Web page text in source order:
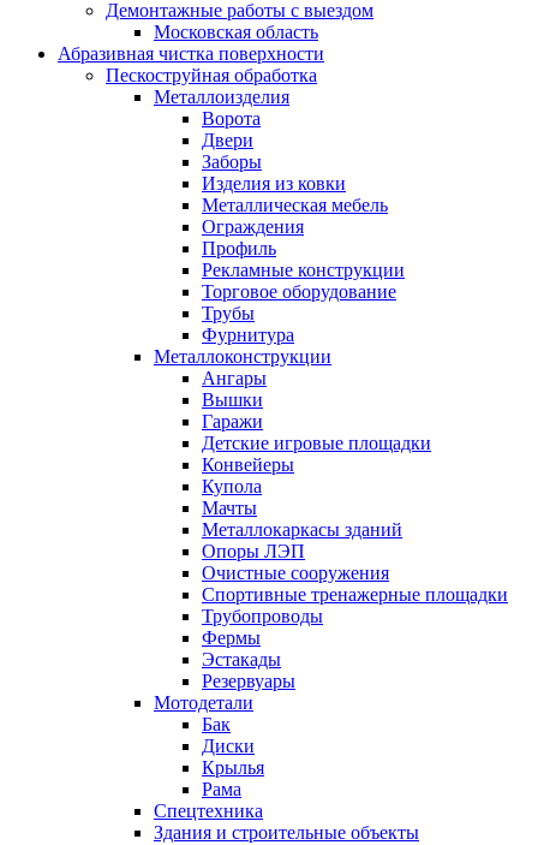
Демонтажные работы с выездом
Московская область
Абразивная чистка поверхности
Пескоструйная обработка
Металлоизделия
Ворота
Двери
Заборы
Изделия из ковки
Металлическая мебель
Ограждения
Профиль
Рекламные конструкции
Торговое оборудование
Трубы
Фурнитура
Металлоконструкции
Ангары
Вышки
Гаражи
Детские игровые площадки
Конвейеры
Купола
Мачты
Металлокаркасы зданий
Опоры ЛЭП
Очистные сооружения
Спортивные тренажерные площадки
Трубопроводы
Фермы
Эстакады
Резервуары
Мотодетали
Бак
Диски
Крылья
Рама
Спецтехника
Здания и строительные объекты